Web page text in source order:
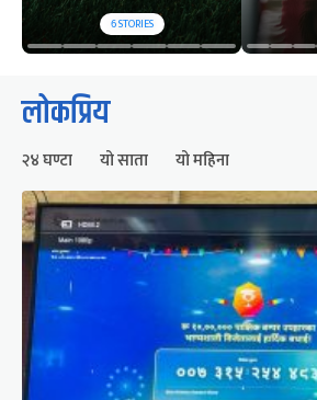
6STORIES
लोकप्रिय
२४ घण्टा यो साता यो महिना